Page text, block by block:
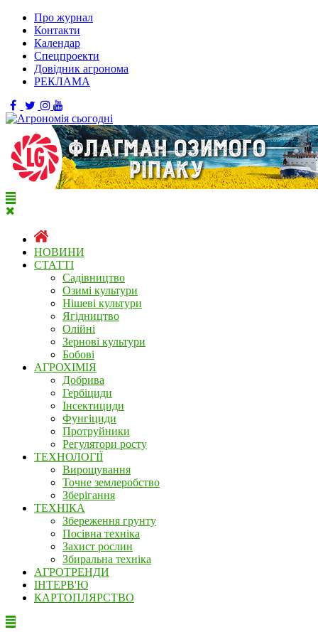
Про журнал
Контакти
Календар
Спецпроекти
Довідник агронома
РЕКЛАМА
НОВИНИ
СТАТТІ
Садівництво
Озимі культури
Нішеві культури
Ягідництво
Олійні
Зернові культури
Бобові
АГРОХІМІЯ
Добрива
Гербіциди
Інсектициди
Фунгіциди
Протруйники
Регулятори росту
ТЕХНОЛОГІЇ
Вирощування
Точне землеробство
Зберігання
ТЕХНІКА
Збереження грунту
Посівна техніка
Захист рослин
Збиральна техніка
АГРОТРЕНДИ
ІНТЕРВ'Ю
КАРТОПЛЯРСТВО